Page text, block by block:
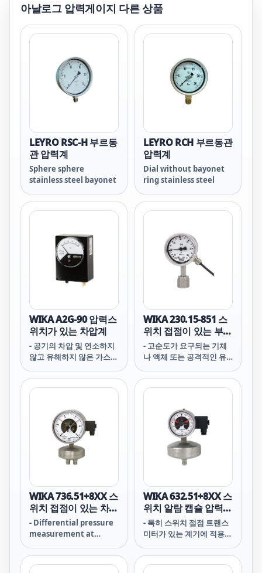
아날로그 압력게이지 다른 상품
LEYRO RSC-H 부르동
관 압력계
Sphere sphere
stainless steel bayonet
LEYRO RCH 부르동관
압력계
Dial without bayonet
ring stainless steel
WIKA A2G-90 압력스
위치가 있는 차압계
- 공기의 차압 및 연소하지
않고 유해하지 않은 가스
WIKA 230.15-851 스
위치 접점이 있는 부르
동관 압력계
- 고순도가 요구되는 기체
나 액체 또는 공격적인 유
WIKA 736.51+8XX 스
위치 접점이 있는 차압
게이지
- Differential pressure
measurement at
with very low
differential pressures,
WIKA 632.51+8XX 스
위치 알람 캡슐 압력
게이지
- 특히 스위치 접점 트랜스
미터가 있는 계기에 적용